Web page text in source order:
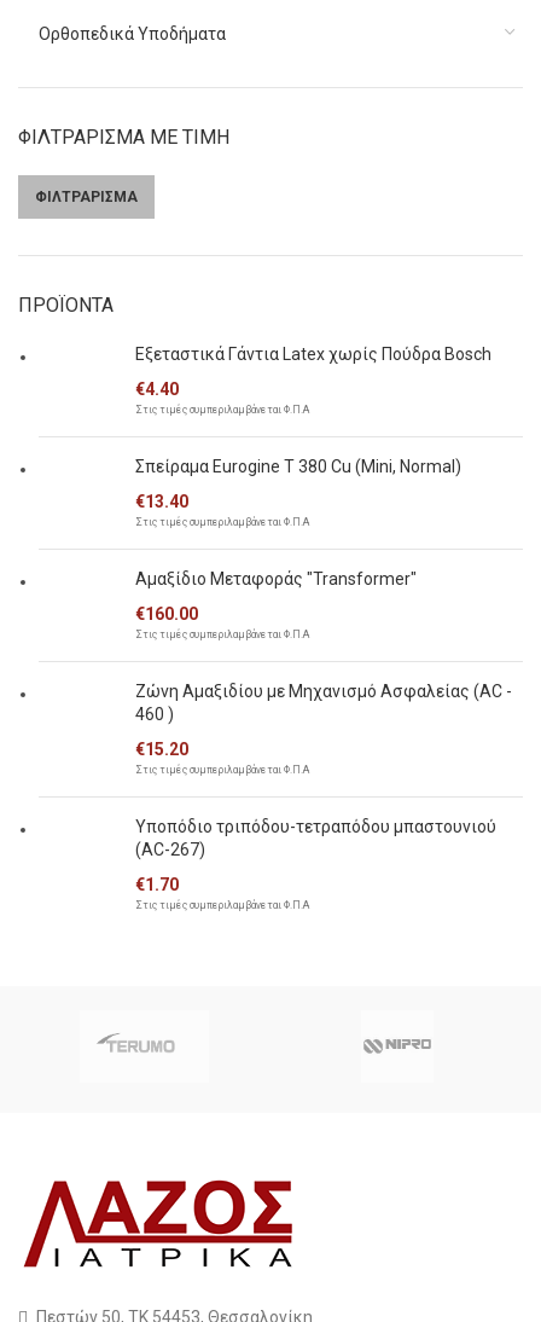
Ορθοπεδικά Υποδήματα
ΦΙΛΤΡΑΡΙΣΜΑ ΜΕ ΤΙΜΗ
Ελάχιστη
Μέγιστη
ΦΙΛΤΡΑΡΙΣΜΑ
ΠΡΟΪΟΝΤΑ
Εξεταστικά Γάντια Latex χωρίς Πούδρα Bosch
€4.40
Στις τιμές συμπεριλαμβάνεται Φ.Π.Α
Σπείραμα Eurogine Τ 380 Cu (Mini, Normal)
€13.40
Στις τιμές συμπεριλαμβάνεται Φ.Π.Α
Αμαξίδιο Μεταφοράς "Transformer"
€160.00
Στις τιμές συμπεριλαμβάνεται Φ.Π.Α
Ζώνη Αμαξιδίου με Μηχανισμό Ασφαλείας (AC -
460 )
€15.20
Στις τιμές συμπεριλαμβάνεται Φ.Π.Α
Υποπόδιο τριπόδου-τετραπόδου μπαστουνιού
(AC-267)
€1.70
Στις τιμές συμπεριλαμβάνεται Φ.Π.Α
Πεστών 50, ΤΚ 54453, Θεσσαλονίκη